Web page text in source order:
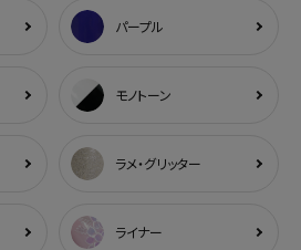
パープル
モノトーン
ラメ・グリッター
ライナー